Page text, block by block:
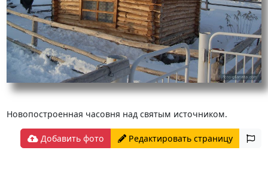
Новопостроенная часовня над святым источником.
Добавить фото Редактировать страницу